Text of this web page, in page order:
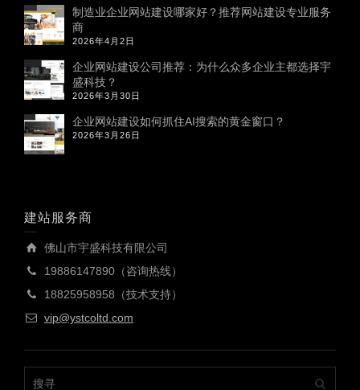
制造业企业网站建设哪家好？推荐网站建设专业服务
商
2026年4月2日
企业网站建设公司推荐：为什么众多企业主都选择宇
盛科技？
2026年3月30日
企业网站建设如何抓住AI搜索的黄金窗口？
2026年3月26日
建站服务商
佛山市宇盛科技有限公司
19886147890（咨询热线）
18825958958（技术支持）
vip@ystcoltd.com